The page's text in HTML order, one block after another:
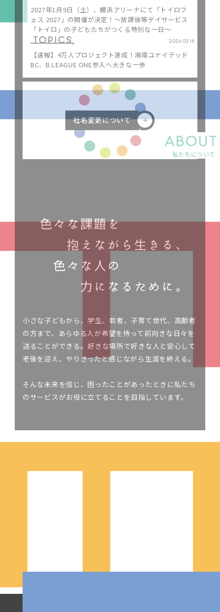
・高齢者介護
・生活サポート
・スポーツ・地域
・証明書の発行
・プライバシーポリシー
社名変更について
私たちについて
2027年1月9日（土）、横浜アリーナにて「トイロフ
ェス 2027」の開催が決定！〜放課後等デイサービス
「トイロ」の子どもたちがつくる特別な一日〜
2026.03.14
【速報】4万人プロジェクト達成！湘南ユナイテッド
BC、B.LEAGUE ONE参入へ大きな一歩
社名変更について
小さな子どもから、学生、若者、子育て世代、高齢者
の方まで、あらゆる人が希望を持って前向きな日々を
送ることができる。好きな場所で好きな人と安心して
老後を迎え、やりきったと感じながら生涯を終える。
そんな未来を信じ、困ったことがあったときに私たち
のサービスがお役に立てることを目指しています。